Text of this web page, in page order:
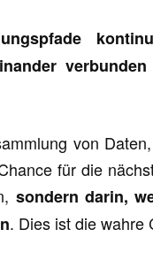
von
für die
sondern darin,
. Dies ist die wahre